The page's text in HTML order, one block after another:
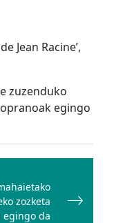
Jean Racine’,
zuzenduko
egingo
zozketa
egingo da